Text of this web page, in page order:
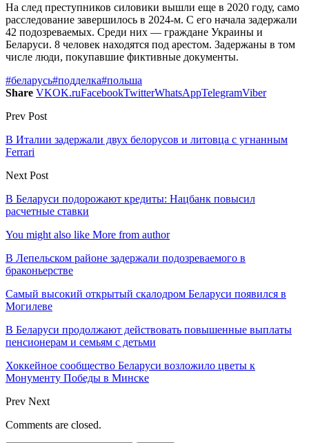
На след преступников силовики вышли еще в 2020 году, само
расследование завершилось в 2024-м. С его начала задержали
42 подозреваемых. Среди них — граждане Украины и
Беларуси. 8 человек находятся под арестом. Задержаны в том
числе люди, покупавшие фиктивные документы.
#беларусь#подделка#польша
Share VKOK.ruFacebookTwitterWhatsAppTelegramViber
Prev Post
В Италии задержали двух белорусов и литовца с угнанным
Ferrari
Next Post
В Беларуси подорожают кредиты: Нацбанк повысил
расчетные ставки
You might also like More from author
В Лепельском районе задержали подозреваемого в
браконьерстве
Самый высокий открытый скалодром Беларуси появился в
Могилеве
В Беларуси продолжают действовать повышенные выплаты
пенсионерам и семьям с детьми
Хоккейное сообщество Беларуси возложило цветы к
Монументу Победы в Минске
Prev Next
Comments are closed.